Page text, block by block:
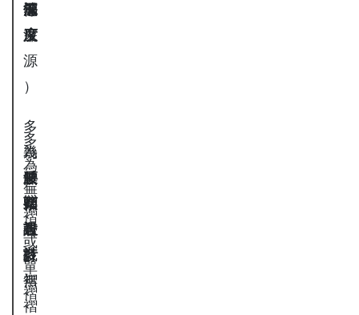
深
度
等
偏
深
感
來
源
）
低
等
腰
頭
設
計
多
為
無
褶
或
單
褶
多
為
鬆
緊
帶
或
無
褶
幾
乎
都
有
打
褶
無
褶
居
多
無
褶
居
多